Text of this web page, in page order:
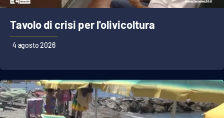
Tavolo di crisi per l'olivicoltura
4 agosto 2026